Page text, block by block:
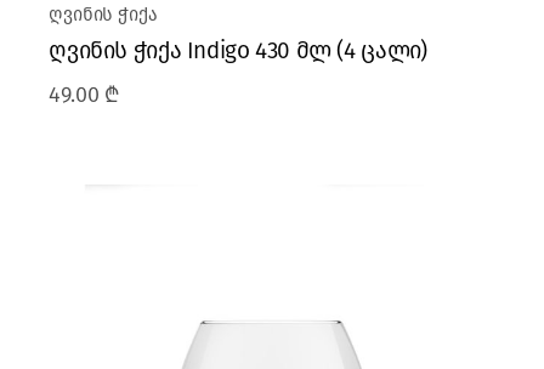
ღვინის ჭიქა
ღვინის ჭიქა Indigo 430 მლ (4 ცალი)
49.00 ₾